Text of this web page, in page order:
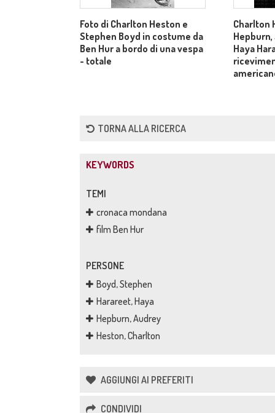
Foto di Charlton Heston e
Stephen Boyd in costume da
Ben Hur a bordo di una vespa
- totale
Charlton
Haya
TORNA ALLA RICERCA
KEYWORDS
TEMI
cronaca mondana
film Ben Hur
PERSONE
Boyd, Stephen
Harareet, Haya
Hepburn, Audrey
Heston, Charlton
AGGIUNGI AI PREFERITI
CONDIVIDI